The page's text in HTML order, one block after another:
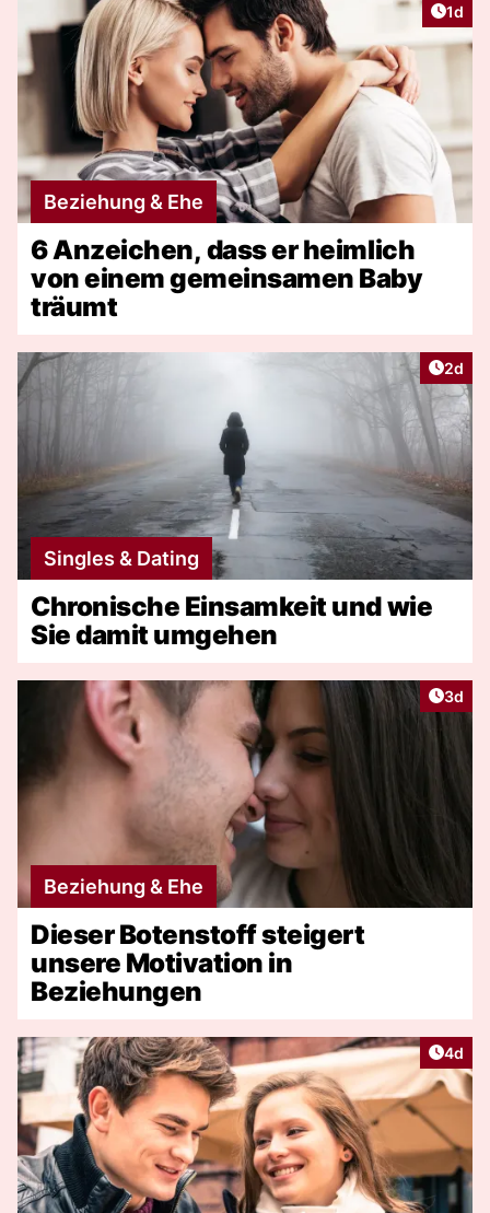
1d
Beziehung & Ehe
6 Anzeichen, dass er heimlich
von einem gemeinsamen Baby
träumt
2d
Singles & Dating
Chronische Einsamkeit und wie
Sie damit umgehen
3d
Beziehung & Ehe
Dieser Botenstoff steigert
unsere Motivation in
Beziehungen
4d